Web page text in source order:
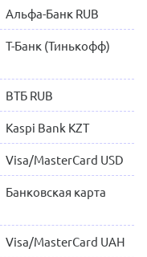
Альфа-Банк RUB
Т-Банк (Тинькофф)
ВТБ RUB
Kaspi Bank KZT
Visa/MasterCard USD
Банковская карта
Visa/MasterCard UAH